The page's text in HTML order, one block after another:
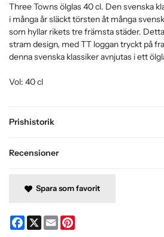
Prishistorik
Recensioner
Three Towns ölglas 40 cl. Den svenska
i många år släckt törsten åt många
som hyllar rikets tre främsta städer.
stram design, med TT loggan tryckt på
denna svenska klassiker avnjutas i ett
Vol: 40 cl
Spara som favorit
Facebook
X Email